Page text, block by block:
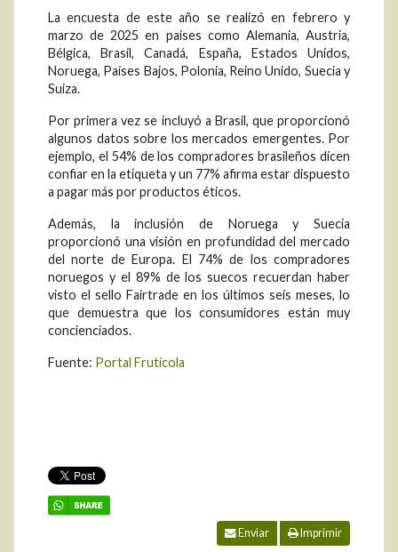
La encuesta de este año se realizó en febrero y
marzo de 2025 en países como Alemania, Austria,
Bélgica, Brasil, Canadá, España, Estados Unidos,
Noruega, Países Bajos, Polonia, Reino Unido, Suecia y
Suiza.
Por primera vez se incluyó a Brasil, que proporcionó
algunos datos sobre los mercados emergentes. Por
ejemplo, el 54% de los compradores brasileños dicen
confiar en la etiqueta y un 77% afirma estar dispuesto
a pagar más por productos éticos.
Además, la inclusión de Noruega y Suecia
proporcionó una visión en profundidad del mercado
del norte de Europa. El 74% de los compradores
noruegos y el 89% de los suecos recuerdan haber
visto el sello Fairtrade en los últimos seis meses, lo
que demuestra que los consumidores están muy
concienciados.
Fuente: Portal Frutícola
Enviar Imprimir